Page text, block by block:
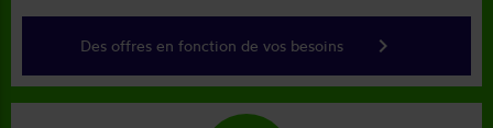
Des offres en fonction de vos besoins keyboard_arrow_right